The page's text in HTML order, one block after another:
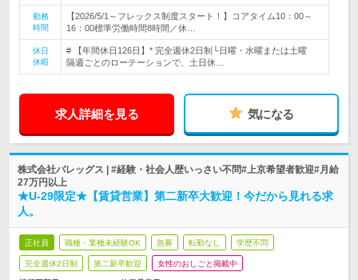
勤務
時間
【2026/5/1～フレックス制度スタート！】コアタイム10：00～
16：00標準労働時間8時間／休…
休日
休暇
# 【年間休日126日】* 完全週休2日制└日曜・水曜または土曜
隔週ごとのローテーションで、土日休…
求人詳細を見る 気になる
株式会社バレッグス | #経験・社会人歴いっさい不問#上京希望者歓迎#月給
27万円以上
★U-29限定★【賃貸営業】第二新卒大歓迎！今だから見れる求
人。
正社員 職種・業種未経験OK 急募 転勤なし 学歴不問
完全週休2日制 第二新卒歓迎 女性のおしごと掲載中